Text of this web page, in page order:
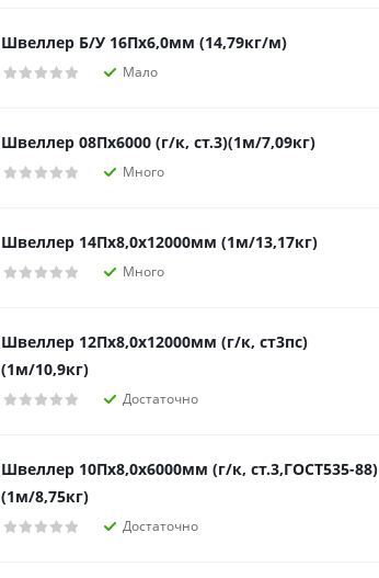
Швеллер Б/У 16Пх6,0мм (14,79кг/м)
Мало
Швеллер 08Пх6000 (г/к, ст.3)(1м/7,09кг)
Много
Швеллер 14Пх8,0х12000мм (1м/13,17кг)
Много
Швеллер 12Пх8,0х12000мм (г/к, ст3пс)
(1м/10,9кг)
Достаточно
Швеллер 10Пх8,0х6000мм (г/к, ст.3,ГОСТ535-88)
(1м/8,75кг)
Достаточно